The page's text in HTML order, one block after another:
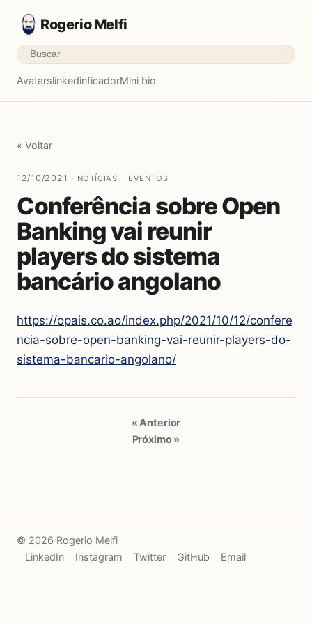
Rogerio Melfi
AvatarslinkedinficadorMini bio
« Voltar
12/10/2021 · NOTÍCIAS EVENTOS
Conferência sobre Open
Banking vai reunir
players do sistema
bancário angolano
https://opais.co.ao/index.php/2021/10/12/confere
ncia-sobre-open-banking-vai-reunir-players-do-
sistema-bancario-angolano/
« Anterior
Próximo »
© 2026 Rogerio Melfi
LinkedIn
Instagram Twitter GitHub Email